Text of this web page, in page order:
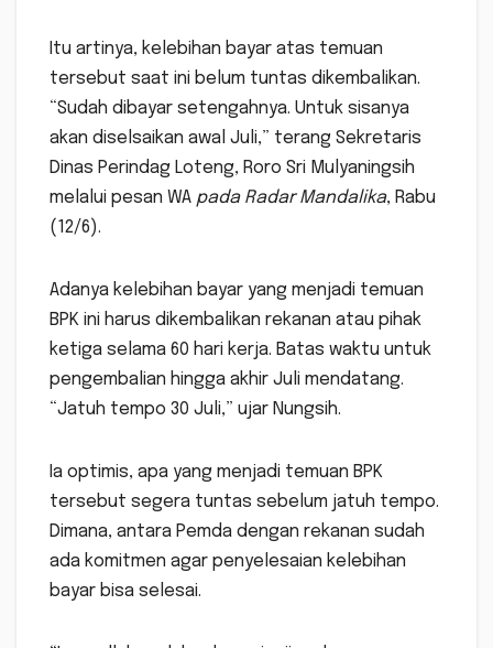
Itu artinya, kelebihan bayar atas temuan
tersebut saat ini belum tuntas dikembalikan.
“Sudah dibayar setengahnya. Untuk sisanya
akan diselsaikan awal Juli,” terang Sekretaris
Dinas Perindag Loteng, Roro Sri Mulyaningsih
melalui pesan WA pada Radar Mandalika, Rabu
(12/6).
Adanya kelebihan bayar yang menjadi temuan
BPK ini harus dikembalikan rekanan atau pihak
ketiga selama 60 hari kerja. Batas waktu untuk
pengembalian hingga akhir Juli mendatang.
“Jatuh tempo 30 Juli,” ujar Nungsih.
Ia optimis, apa yang menjadi temuan BPK
tersebut segera tuntas sebelum jatuh tempo.
Dimana, antara Pemda dengan rekanan sudah
ada komitmen agar penyelesaian kelebihan
bayar bisa selesai.